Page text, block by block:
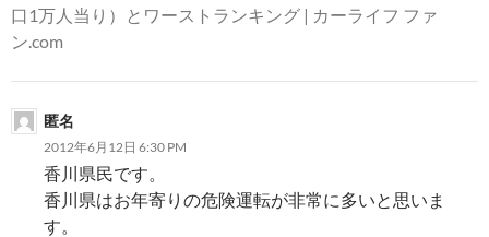
口1万人当り）とワーストランキング | カーライフ ファ
ン.com
匿名
2012年6月12日 6:30 PM
香川県民です。
香川県はお年寄りの危険運転が非常に多いと思いま
す。